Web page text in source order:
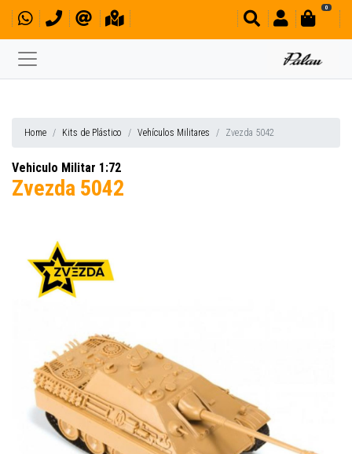
0
Home Kits de Plástico Vehículos Militares Zvezda 5042
Vehiculo Militar 1:72
Zvezda 5042